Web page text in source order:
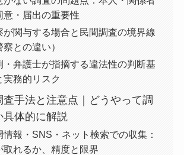
意・届出の重要性
が関与する場合と民間調査の境界線
察との違い）
・弁護士が指摘する違法性の判断基
実務的リスク
査手法と注意点｜どうやって調
具体的に解説
情報・SNS・ネット検索での収集：
取れるか、精度と限界